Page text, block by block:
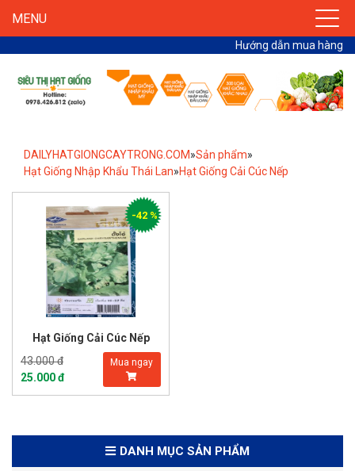
MENU
Hướng dẫn mua hàng
DAILYHATGIONGCAYTRONG.COM»Sản phẩm»
Hạt Giống Nhập Khẩu Thái Lan»Hạt Giống Cải Cúc Nếp
Hạt Giống Cải Cúc Nếp
43.000 đ
25.000 đ
Mua ngay
-42 %
DANH MỤC SẢN PHẨM